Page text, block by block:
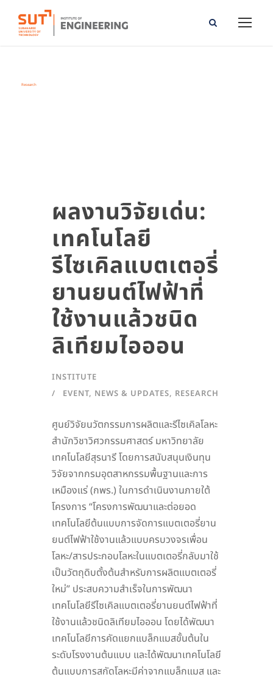
Research
ผลงานวิจัยเด่น:
เทคโนโลยี
รีไซเคิลแบตเตอรี่
ยานยนต์ไฟฟ้าที่
ใช้งานแล้วชนิด
ลิเทียมไอออน
INSTITUTE
EVENT, NEWS & UPDATES, RESEARCH
ศูนย์วิจัยนวัตกรรมการผลิตและรีไซเคิลโลหะ
สำนักวิชาวิศวกรรมศาสตร์ มหาวิทยาลัย
เทคโนโลยีสุรนารี โดยการสนับสนุนเงินทุน
วิจัยจากกรมอุตสาหกรรมพื้นฐานและการ
เหมืองแร่ (กพร.) ในการดำเนินงานภายใต้
โครงการ “โครงการพัฒนาและต่อยอด
เทคโนโลยีต้นแบบการจัดการแบตเตอรี่ยาน
ยนต์ไฟฟ้าใช้งานแล้วแบบครบวงจรเพื่อน
โลหะ/สารประกอบโลหะในแบตเตอรี่กลับมาใช้
เป็นวัตถุดิบตั้งต้นสำหรับการผลิตแบตเตอรี่
ใหม่” ประสบความสำเร็จในการพัฒนา
เทคโนโลยีรีไซเคิลแบตเตอรี่ยานยนต์ไฟฟ้าที่
ใช้งานแล้วชนิดลิเทียมไอออน โดยได้พัฒนา
เทคโนโลยีการคัดแยกแบล็กแมสขั้นต้นใน
ระดับโรงงานต้นแบบ และได้พัฒนาเทคโนโลยี
ต้นแบบการสกัดโลหะมีค่าจากแบล็กแมส และ